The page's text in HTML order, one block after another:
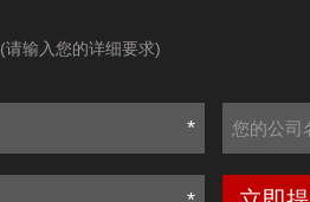
(请输入您的详细要求)
*